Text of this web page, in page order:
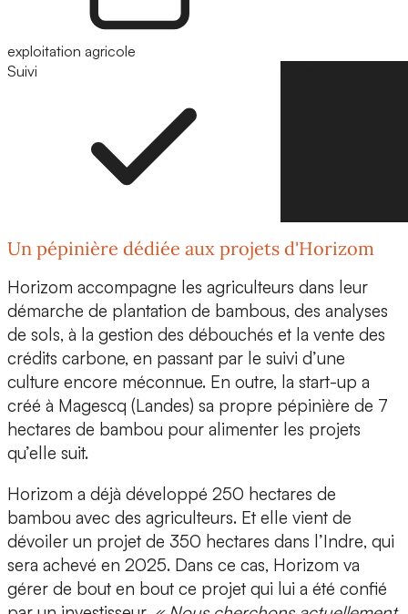
exploitation agricole
Suivi
Un pépinière dédiée aux projets d'Horizom
Horizom accompagne les agriculteurs dans leur
démarche de plantation de bambous, des analyses
de sols, à la gestion des débouchés et la vente des
crédits carbone, en passant par le suivi d’une
culture encore méconnue. En outre, la start-up a
créé à Magescq (Landes) sa propre pépinière de 7
hectares de bambou pour alimenter les projets
qu’elle suit.
Horizom a déjà développé 250 hectares de
bambou avec des agriculteurs. Et elle vient de
dévoiler un projet de 350 hectares dans l’Indre, qui
sera achevé en 2025. Dans ce cas, Horizom va
gérer de bout en bout ce projet qui lui a été confié